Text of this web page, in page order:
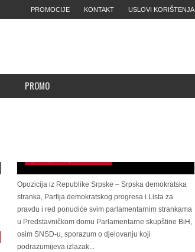
USLOVI KORIŠTENJA
KONTAKT
PROMOCIJE
PROMO
Opozicija iz Republike Srpske – Srpska demokratska
stranka, Partija demokratskog progresa i Lista za
pravdu i red ponudiće svim parlamentarnim strankama
u Predstavničkom domu Parlamentarne skupštine BiH,
osim SNSD-u, sporazum o djelovanju koji
podrazumijeva izlazak...